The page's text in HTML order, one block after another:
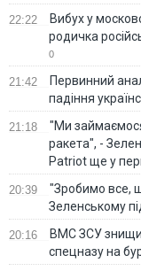
22:22
Вибух у
родичка
0
21:42
Первинний
падіння
21:18
"Ми
ракета", -
Patriot ще у
20:39
"Зробимо все,
Зеленському
20:16
ВМС ЗСУ
спецназу на